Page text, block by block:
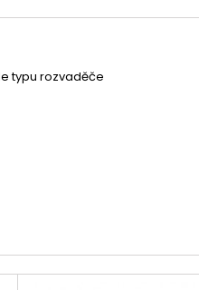
typu rozvaděče